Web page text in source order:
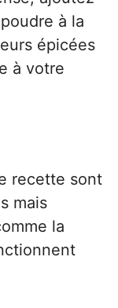
à la
épicées
à votre
recette sont
mais
la